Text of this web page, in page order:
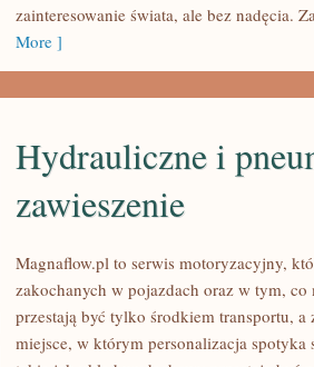
TORONTO
zainteresowanie świata, ale bez nadęcia.
More ]
HYDRAULICZNE
Hydrauliczne i
zawieszenie
Magnaflow.pl to serwis motoryzacyjny,
zakochanych w pojazdach oraz w tym,
przestają być tylko środkiem transportu, a
miejsce, w którym personalizacja spotyka